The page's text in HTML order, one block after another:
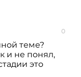
0
теме?
и не понял,
это